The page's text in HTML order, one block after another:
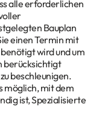
alle erforderlichen
Bauplan
einen Termin mit
wird und um
berücksichtigt
beschleunigen.
möglich, mit dem
ist, Spezialisierte